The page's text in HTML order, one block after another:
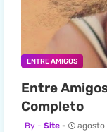
ENTRE AMIGOS
Entre
Completo
Site agosto